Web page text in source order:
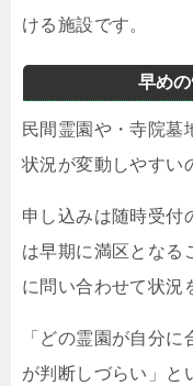
ける施設です。
早め
民間霊園や・寺院墓
状況が変動しやすい
申し込みは随時受付
は早期に満区となる
に問い合わせて状況
「どの霊園が自分
が判断しづらい」と